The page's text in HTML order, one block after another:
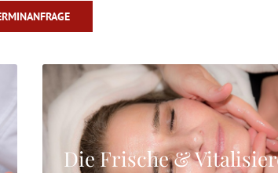
Die Frische &
Die Frische & Vitalisierende
Erfrischt, belebt und versorgt die Haut
hoch konzentrierter Feuchtigkeit.